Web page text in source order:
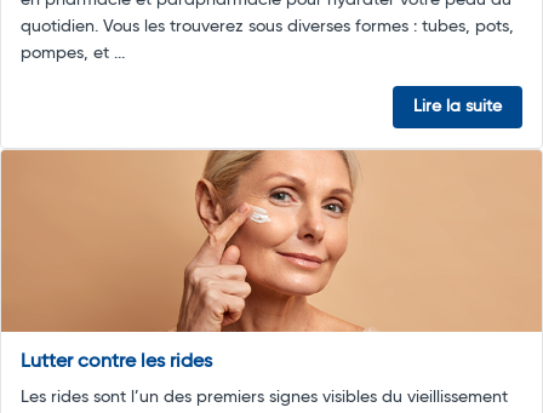
quotidien. Vous les trouverez sous diverses formes : tubes, pots,
pompes, et ...
Lire la suite
Lutter contre les rides
Les rides sont l’un des premiers signes visibles du vieillissement